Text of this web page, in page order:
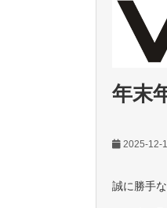
年末
2025-12-
誠に勝手